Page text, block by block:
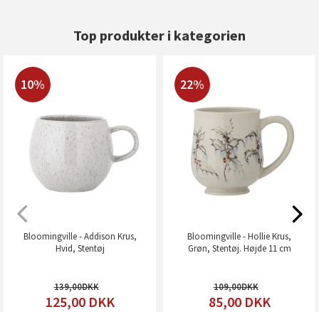
Top produkter i kategorien
10%
Bloomingville - Addison Krus,
Hvid, Stentøj
139,00
125,00 DKK
22%
Bloomingville - Hollie Krus,
Grøn, Stentøj. Højde 11 cm
109,00
85,00 DKK